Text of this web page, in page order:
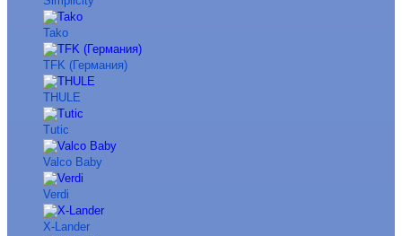
Tako
TFK (Германия)
THULE
Tutic
Valco Baby
Verdi
X-Lander